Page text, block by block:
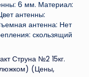
6 мм. Материал:
антенны:
антенна: Нет
скользящий
Струна №2 15кг.
(Цены,